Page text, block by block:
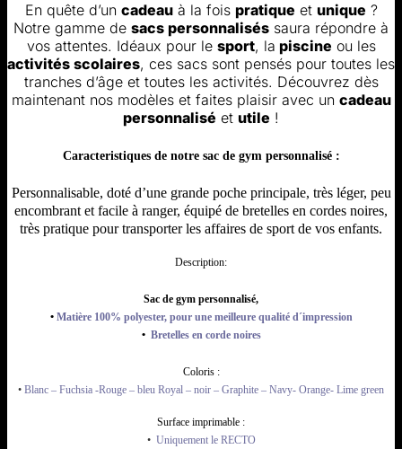
En quête d’un cadeauà la fois pratique et unique ?
Notre gamme de sacs personnalisés saura répondre à
vos attentes. Idéaux pour le sport, la piscine ou les
activités scolaires, ces sacs sont pensés pour toutes les
tranches d’âge et toutes les activités. Découvrez dès
maintenant nos modèles et faites plaisir avec un cadeau
personnalisé et utile !
Caracteristiques de notre sac de gym personnalisé :
Personnalisable, doté d’une grande poche principale, très léger, peu
encombrant et facile à ranger, équipé de bretelles en cordes noires,
très pratique pour transporter les affaires de sport de vos enfants.
Description:
Sac de gym personnalisé,
• Matière 100% polyester, pour une meilleure qualité d´impression
• Bretelles en corde noires
Coloris :
• Blanc – Fuchsia -Rouge – bleu Royal – noir – Graphite – Navy- Orange- Lime green
Surface imprimable :
• Uniquement le RECTO